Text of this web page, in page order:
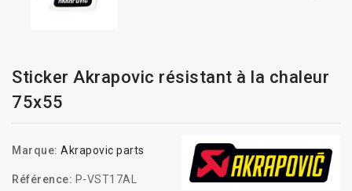
Sticker Akrapovic résistant à la chaleur
75x55
Marque: Akrapovic parts
Référence: P-VST17AL